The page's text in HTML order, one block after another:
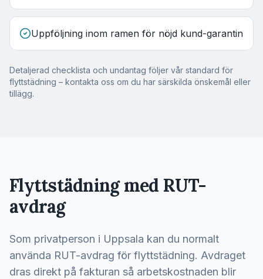
Uppföljning inom ramen för nöjd kund-garantin
Detaljerad checklista och undantag följer vår standard för
flyttstädning – kontakta oss om du har särskilda önskemål eller
tillägg.
Flyttstädning med RUT-
avdrag
Som privatperson i Uppsala kan du normalt
använda RUT-avdrag för flyttstädning. Avdraget
dras direkt på fakturan så arbetskostnaden blir